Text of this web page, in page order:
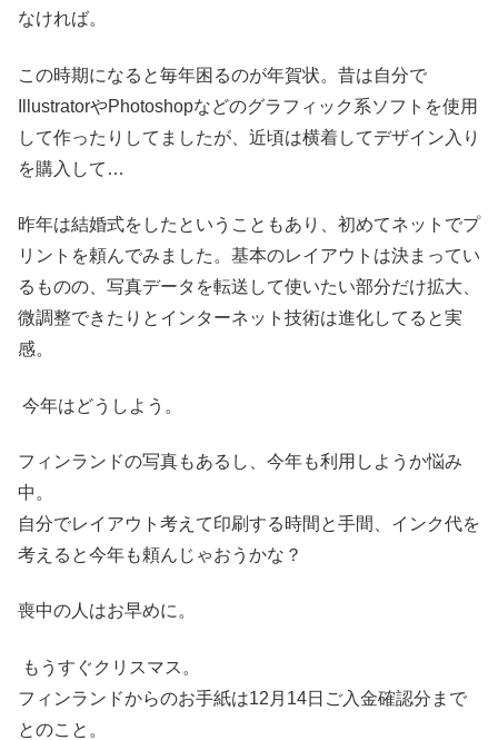
なければ。
この時期になると毎年困るのが年賀状。昔は自分で
IllustratorやPhotoshopなどのグラフィック系ソフトを使用
して作ったりしてましたが、近頃は横着してデザイン入り
を購入して…
昨年は結婚式をしたということもあり、初めてネットでプ
リントを頼んでみました。基本のレイアウトは決まってい
るものの、写真データを転送して使いたい部分だけ拡大、
微調整できたりとインターネット技術は進化してると実
感。
今年はどうしよう。
フィンランドの写真もあるし、今年も利用しようか悩み
中。
自分でレイアウト考えて印刷する時間と手間、インク代を
考えると今年も頼んじゃおうかな？
喪中の人はお早めに。
もうすぐクリスマス。
フィンランドからのお手紙は12月14日ご入金確認分まで
とのこと。